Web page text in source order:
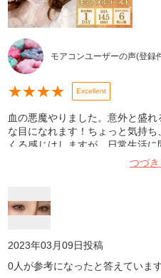
モアコンユーザーの声(登録
★★★★ Excellent
血の悪魔やりました。意外と盛
な目になれます！ちょっと気持
くる感じはしますが、日常生活に
つづ
2023年03月09日投稿
0人が参考になったと答えていま